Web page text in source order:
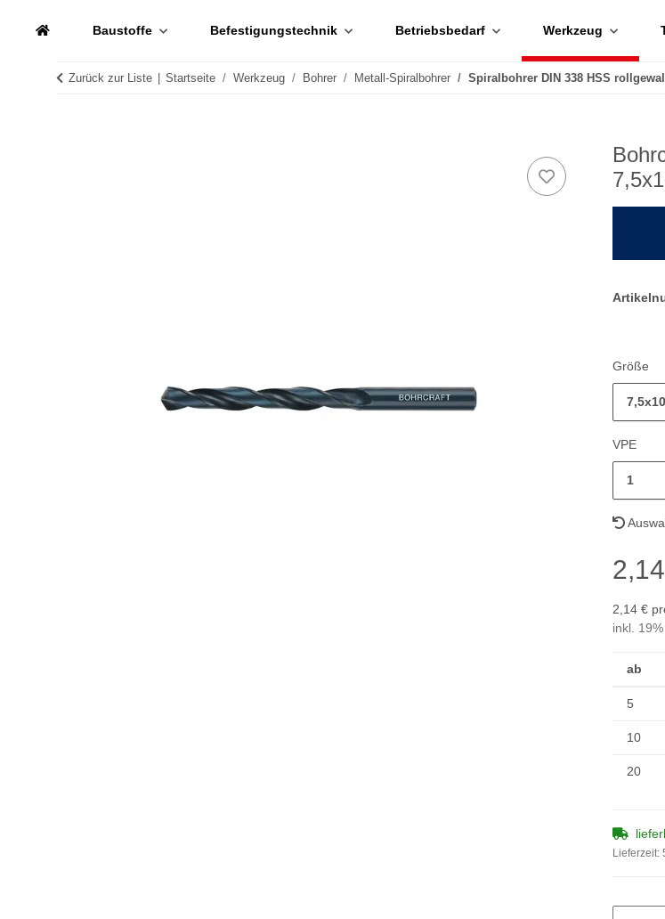
Baustoffe Befestigungstechnik Betriebsbedarf Werkzeug
Zurück zur Liste Startseite Werkzeug Bohrer Metall-Spiralbohrer Spiralbohrer DIN 338 HSS
Größe
VPE
1
2,14 €
inkl.
ab
5
10
20
Lieferzeit: